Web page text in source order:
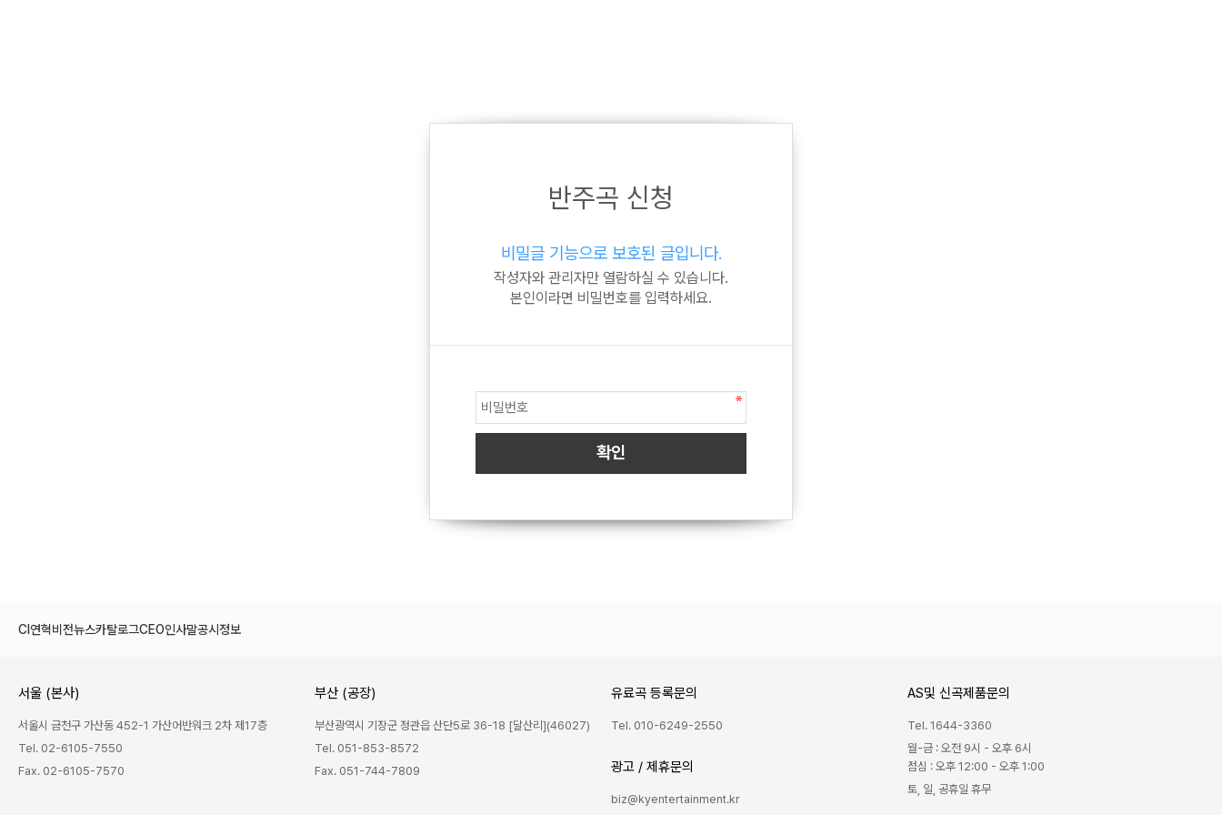
반주곡 신청
비밀글 기능으로 보호된 글입니다.
작성자와 관리자만 열람하실 수 있습니다.
본인이라면 비밀번호를 입력하세요.
CI연혁비전뉴스카탈로그CEO인사말공시정보
서울 (본사)
서울시 금천구 가산동 452-1 가산어반워크 2차 제17층
Tel. 02-6105-7550
Fax. 02-6105-7570
부산 (공장)
부산광역시 기장군 정관읍 산단5로 36-18 [달산리](46027)
Tel. 051-853-8572
Fax. 051-744-7809
유료곡 등록문의
Tel. 010-6249-2550
광고 / 제휴문의
biz@kyentertainment.kr
AS및 신곡제품문의
Tel. 1644-3360
월-금 : 오전 9시 - 오후 6시
점심 : 오후 12:00 - 오후 1:00
토, 일, 공휴일 휴무